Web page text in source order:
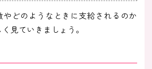
やどのようなときに支給されるのか
見ていきましょう。